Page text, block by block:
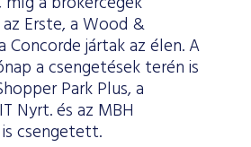
Erste, a Wood &
Concorde jártak az élen. A
a csengetések terén is
Park Plus, a
Nyrt. és az MBH
csengetett.